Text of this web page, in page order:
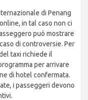
di Penang
in tal caso non ci
può mostrare
di controversie. Per
taxi richiede il
per arrivare
di hotel confermata.
i passeggeri devono